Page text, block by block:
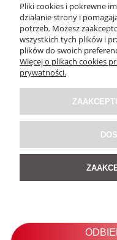
Pliki cookies i pokrewne
działanie strony i
potrzeb. Możesz
wszystkich tych plików i
plików do swoich
Więcej o plikach cookies
prywatności.